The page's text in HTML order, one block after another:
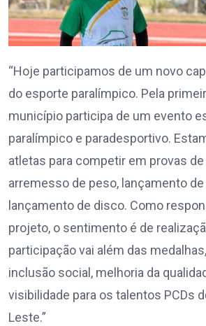
“Hoje participamos de um novo
do esporte paralímpico. Pela
município participa de um evento
paralímpico e paradesportivo.
atletas para competir em provas
arremesso de peso, lançamento de
lançamento de disco. Como
projeto, o sentimento é de
participação vai além das
inclusão social, melhoria da
visibilidade para os talentos PCDs
Leste.”